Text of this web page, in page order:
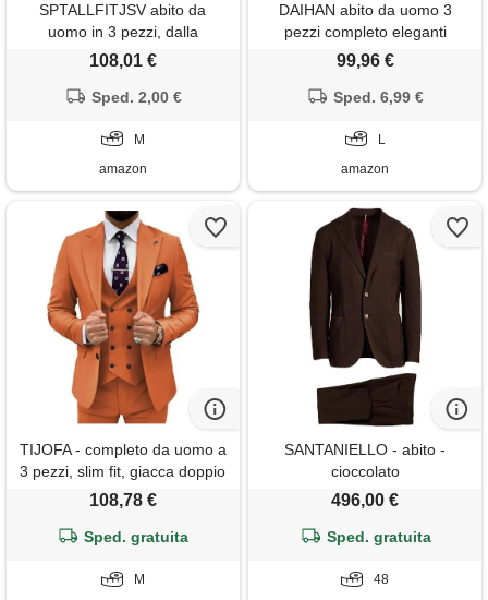
SPTALLFITJSV abito da
uomo in 3 pezzi, dalla
vestibilità aderente, adatto per
giacca monopetto con un
marrone, m
108,01 €
Sped. 2,00 €
M
amazon
DAIHAN abito da uomo 3
pezzi completo eleganti
completo formale e slim fit
matrimonio cerimonia lavoro
marrone, l
99,96 €
Sped. 6,99 €
L
amazon
TIJOFA - completo da uomo a
3 pezzi, slim fit, giacca doppio
petto, perfetto per matrimoni.
bottone, ideale per eventi
, m
108,78 €
Sped. gratuita
M
SANTANIELLO - abito -
cioccolato
496,00 €
Sped. gratuita
48